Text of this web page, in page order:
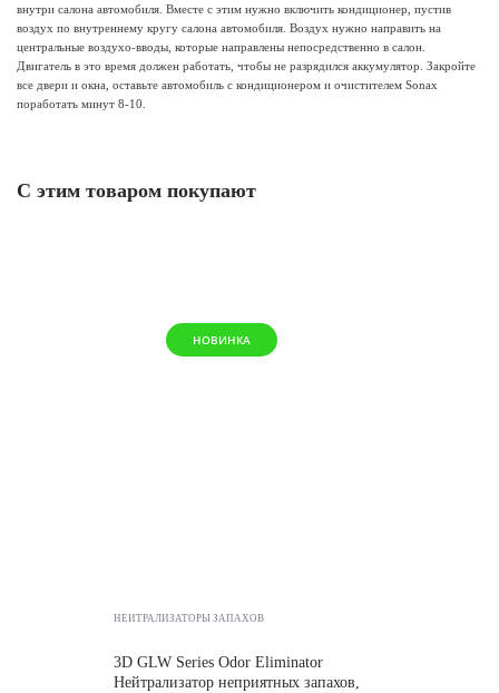
внутри салона автомобиля. Вместе с этим нужно включить кондиционер, пустив
воздух по внутреннему кругу салона автомобиля. Воздух нужно направить на
центральные воздухо-вводы, которые направлены непосредственно в салон.
Двигатель в это время должен работать, чтобы не разрядился аккумулятор. Закройте
все двери и окна, оставьте автомобиль с кондиционером и очистителем Sonax
поработать минут 8-10.
С этим товаром покупают
НОВИНКА
НЕЙТРАЛИЗАТОРЫ ЗАПАХОВ
3D GLW Series Odor Eliminator
Нейтрализатор неприятных запахов,